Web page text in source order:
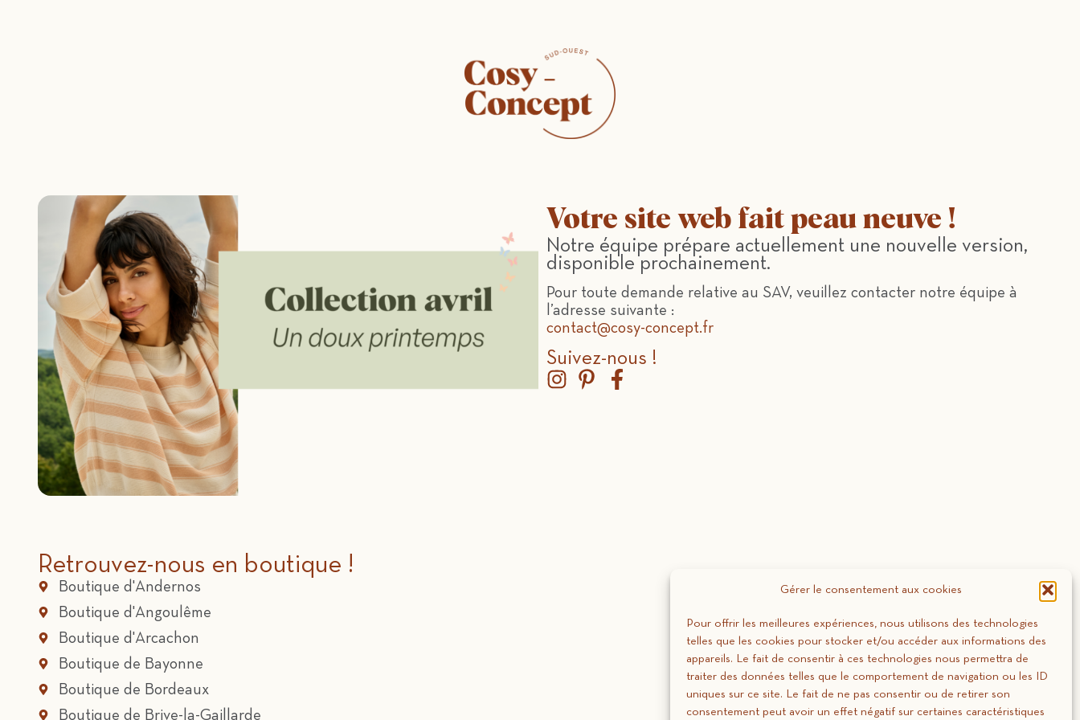
Gérer le consentement aux cookies
Pour offrir les meilleures expériences, nous utilisons des technologies
telles que les cookies pour stocker et/ou accéder aux informations des
appareils. Le fait de consentir à ces technologies nous permettra de
traiter des données telles que le comportement de navigation ou les ID
uniques sur ce site. Le fait de ne pas consentir ou de retirer son
consentement peut avoir un effet négatif sur certaines caractéristiques
Votre site web fait peau neuve !
Notre équipe prépare actuellement une nouvelle version,
disponible prochainement.
Pour toute demande relative au SAV, veuillez contacter notre équipe à
l’adresse suivante :
contact@cosy-concept.fr
Suivez-nous !
Retrouvez-nous en boutique !
Boutique d'Andernos
Boutique d'Angoulême
Boutique d'Arcachon
Boutique de Bayonne
Boutique de Bordeaux
Boutique de Brive-la-Gaillarde